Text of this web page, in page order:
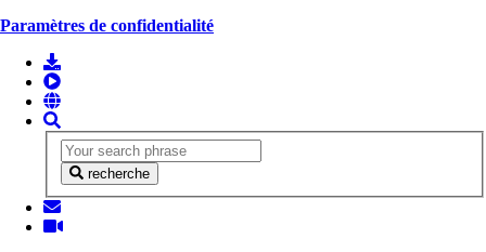
Paramètres de confidentialité
recherche